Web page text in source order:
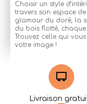
Choisir un style
travers son espace
glamour du doré, la
du bois flotté,
Trouvez celle qui
votre image !
Livraison